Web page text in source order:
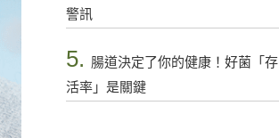
警訊
5. 腸道決定了你的健康！好菌「存
活率」是關鍵